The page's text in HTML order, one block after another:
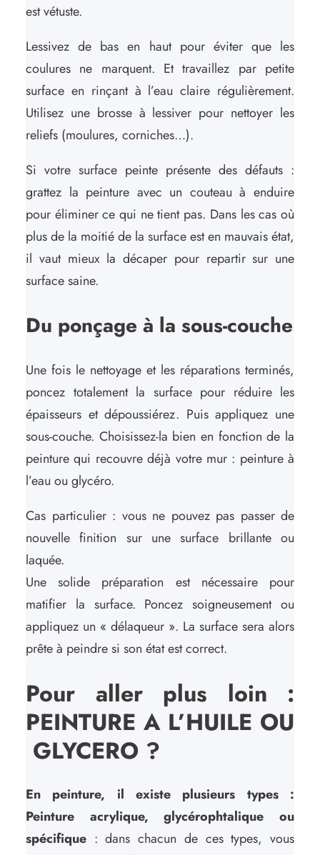
est vétuste.
Lessivez de bas en haut pour éviter que les
coulures ne marquent. Et travaillez par petite
surface en rinçant à l’eau claire régulièrement.
Utilisez une brosse à lessiver pour nettoyer les
reliefs (moulures, corniches…).
Si votre surface peinte présente des défauts :
grattez la peinture avec un couteau à enduire
pour éliminer ce qui ne tient pas. Dans les cas où
plus de la moitié de la surface est en mauvais état,
il vaut mieux la décaper pour repartir sur une
surface saine.
Du ponçage à la sous-couche
Une fois le nettoyage et les réparations terminés,
poncez totalement la surface pour réduire les
épaisseurs et dépoussiérez. Puis appliquez une
sous-couche. Choisissez-la bien en fonction de la
peinture qui recouvre déjà votre mur : peinture à
l’eau ou glycéro.
Cas particulier : vous ne pouvez pas passer de
nouvelle finition sur une surface brillante ou
laquée.
Une solide préparation est nécessaire pour
matifier la surface. Poncez soigneusement ou
appliquez un « délaqueur ». La surface sera alors
prête à peindre si son état est correct.
Pour aller plus loin :
PEINTURE A L’HUILE OU
GLYCERO ?
En peinture, il existe plusieurs types :
Peinture acrylique, glycérophtalique ou
spécifique : dans chacun de ces types, vous